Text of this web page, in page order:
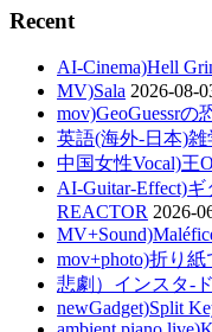
Recent
AI-Cinema)Hell
MV)Sala 2026-08-
mov)GeoGuessr
英語(海外-日本)雑
中国女性Vocal)王
AI-Guitar-Effect)
REACTOR 2026-
mov+photo)折り
悲劇）インスタ-
newGadget)Split